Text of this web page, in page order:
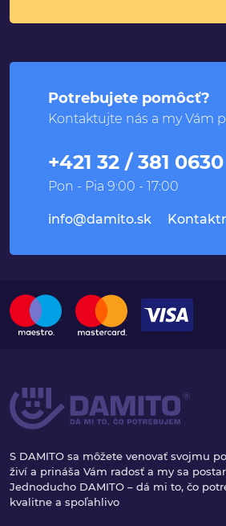
Potrebujete pomôcť?
Kontaktujte nás a my Vám
+421 32 / 381 0630
Pon - Pia 9:00 - 17:00
info@damito.sk
S DAMITO sa môžete venovať svojmu
živí a prináša Vám radosť a my sa
Jednoducho DAMITO – dá mi to, čo
kvalitne a spoľahlivo